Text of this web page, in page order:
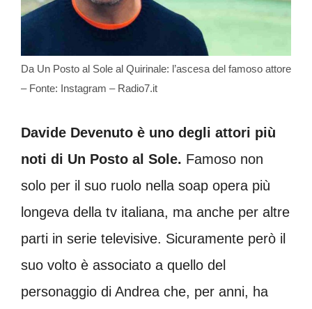
Da Un Posto al Sole al Quirinale: l’ascesa del famoso attore
– Fonte: Instagram – Radio7.it
Davide Devenuto è uno degli attori più
noti di Un Posto al Sole. Famoso non
solo per il suo ruolo nella soap opera più
longeva della tv italiana, ma anche per altre
parti in serie televisive. Sicuramente però il
suo volto è associato a quello del
personaggio di Andrea che, per anni, ha